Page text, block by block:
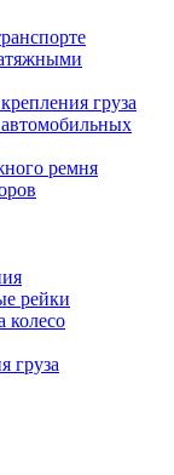
груза
ремня
рейки
колесо
груза